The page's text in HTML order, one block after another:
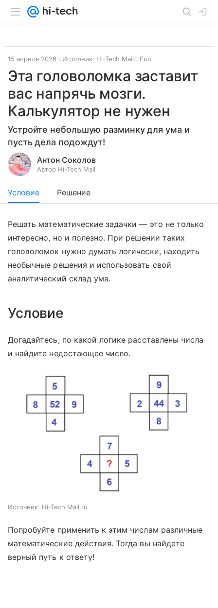
15 апреля 2026 Источник: Hi-Tech Mail Fun
Эта головоломка заставит
вас напрячь мозги.
Калькулятор не нужен
Устройте небольшую разминку для ума и
пусть дела подождут!
Антон Соколов
Автор Hi-Tech Mail
Условие Решение
Решать математические задачки — это не только
интересно, но и полезно. При решении таких
головоломок нужно думать логически, находить
необычные решения и использовать свой
аналитический склад ума.
Условие
Догадайтесь, по какой логике расставлены числа
и найдите недостающее число.
Источник: Hi-Tech Mail.ru
Попробуйте применить к этим числам различные
математические действия. Тогда вы найдете
верный путь к ответу!